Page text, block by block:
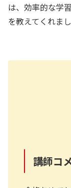
は、効率的な学
を教えてくれまし
講師コ